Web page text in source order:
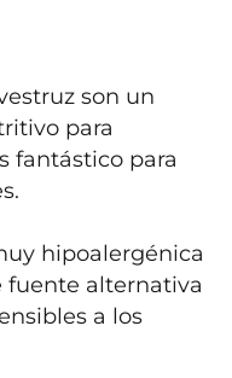
son un
para
fantástico para
hipoalergénica
fuente alternativa
a los